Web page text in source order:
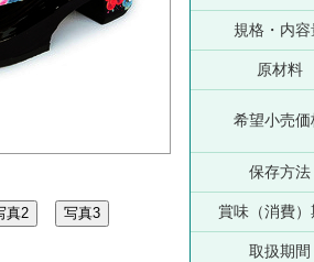
規格・内容
原材料
希望小売価
保存方法
賞味（消費）
取扱期間